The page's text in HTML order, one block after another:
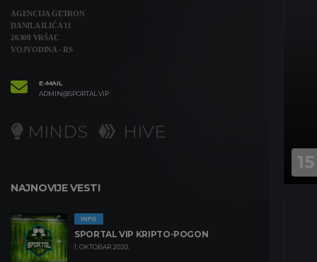
15
AGENCIJA GETRON
DANILA ILIĆA 11
26300 VRŠAC
VOJVODINA - RS
E-MAIL
ADMIN@SPORTAL.VIP
MINDS HIVE
NAJNOVIJE VESTI
INFO
SPORTAL VIP KRIPTO-POGON
1. OKTOBAR 2020.